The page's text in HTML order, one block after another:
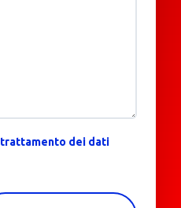
trattamento dei dati